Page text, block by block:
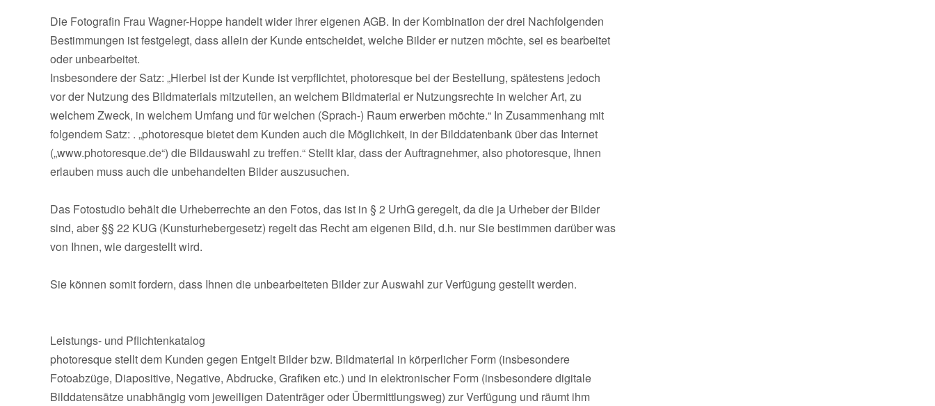
Die Fotografin Frau Wagner-Hoppe handelt wider ihrer eigenen AGB. In der Kombination der drei Nachfolgenden
Bestimmungen ist festgelegt, dass allein der Kunde entscheidet, welche Bilder er nutzen möchte, sei es bearbeitet
oder unbearbeitet.
Insbesondere der Satz: „Hierbei ist der Kunde ist verpflichtet, photoresque bei der Bestellung, spätestens jedoch
vor der Nutzung des Bildmaterials mitzuteilen, an welchem Bildmaterial er Nutzungsrechte in welcher Art, zu
welchem Zweck, in welchem Umfang und für welchen (Sprach-) Raum erwerben möchte.“ In Zusammenhang mit
folgendem Satz: . „photoresque bietet dem Kunden auch die Möglichkeit, in der Bilddatenbank über das Internet
(„www.photoresque.de“) die Bildauswahl zu treffen.“ Stellt klar, dass der Auftragnehmer, also photoresque, Ihnen
erlauben muss auch die unbehandelten Bilder auszusuchen.
Das Fotostudio behält die Urheberrechte an den Fotos, das ist in § 2 UrhG geregelt, da die ja Urheber der Bilder
sind, aber §§ 22 KUG (Kunsturhebergesetz) regelt das Recht am eigenen Bild, d.h. nur Sie bestimmen darüber was
von Ihnen, wie dargestellt wird.
Sie können somit fordern, dass Ihnen die unbearbeiteten Bilder zur Auswahl zur Verfügung gestellt werden.
Leistungs- und Pflichtenkatalog
photoresque stellt dem Kunden gegen Entgelt Bilder bzw. Bildmaterial in körperlicher Form (insbesondere
Fotoabzüge, Diapositive, Negative, Abdrucke, Grafiken etc.) und in elektronischer Form (insbesondere digitale
Bilddatensätze unabhängig vom jeweiligen Datenträger oder Übermittlungsweg) zur Verfügung und räumt ihm